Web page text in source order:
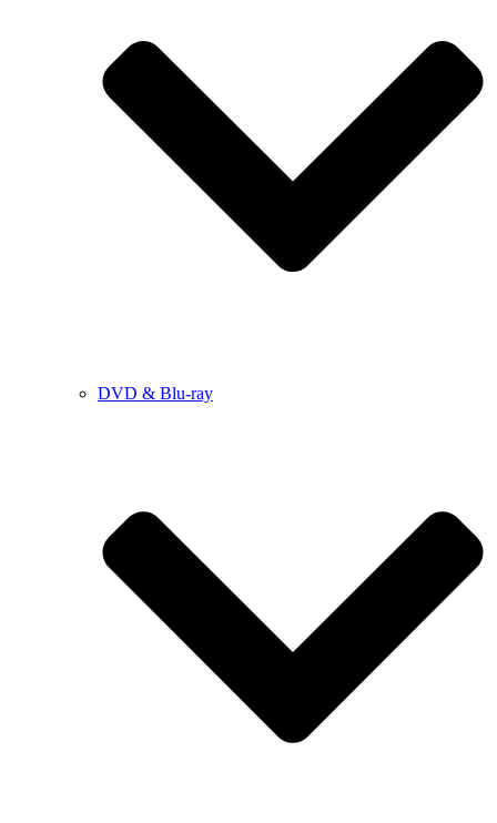
DVD & Blu-ray